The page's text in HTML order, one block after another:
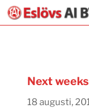
Next
18 augusti,